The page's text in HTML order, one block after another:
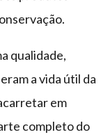
qualidade,
a vida útil da
em
completo do